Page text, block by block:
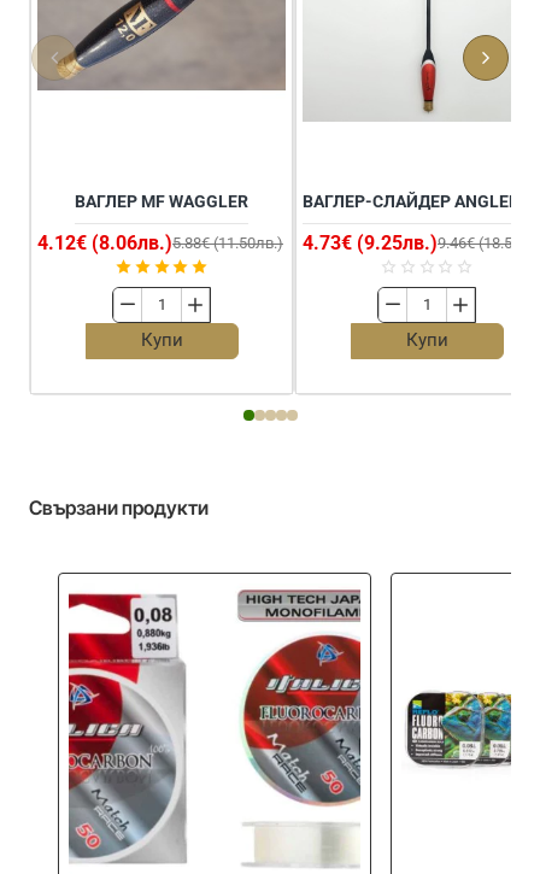
ВАГЛЕР MF WAGGLER
4.12€ (8.06лв.)5.88€ (11.50лв.)
Ваглер
Waggler
Купи
4.73€ (9.25лв.)9.46€
Ваглер-
Слайдер
ANGLERS
Купи
Свързани продукти